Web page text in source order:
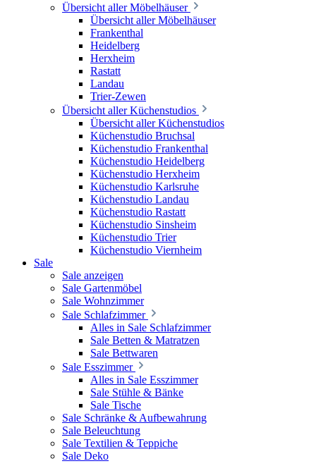
Übersicht aller Möbelhäuser
Übersicht aller Möbelhäuser
Frankenthal
Heidelberg
Herxheim
Rastatt
Landau
Trier-Zewen
Übersicht aller Küchenstudios
Übersicht aller Küchenstudios
Küchenstudio Bruchsal
Küchenstudio Frankenthal
Küchenstudio Heidelberg
Küchenstudio Herxheim
Küchenstudio Karlsruhe
Küchenstudio Landau
Küchenstudio Rastatt
Küchenstudio Sinsheim
Küchenstudio Trier
Küchenstudio Viernheim
Sale
Sale anzeigen
Sale Gartenmöbel
Sale Wohnzimmer
Sale Schlafzimmer
Alles in Sale Schlafzimmer
Sale Betten & Matratzen
Sale Bettwaren
Sale Esszimmer
Alles in Sale Esszimmer
Sale Stühle & Bänke
Sale Tische
Sale Schränke & Aufbewahrung
Sale Beleuchtung
Sale Textilien & Teppiche
Sale Deko